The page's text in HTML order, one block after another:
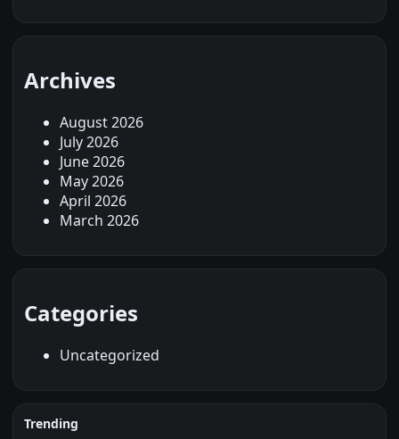
Archives
August 2026
July 2026
June 2026
May 2026
April 2026
March 2026
Categories
Uncategorized
Trending